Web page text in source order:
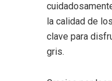
la calidad de
clave para
gris.